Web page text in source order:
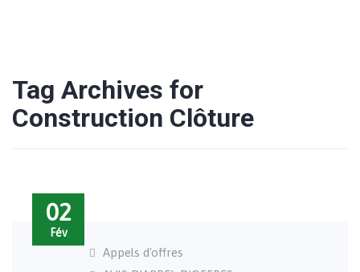
Tag Archives for
Construction Clôture
02
Fév
Appels d'offres